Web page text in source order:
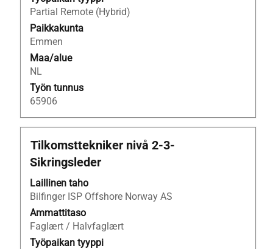
Partial Remote (Hybrid)
Paikkakunta
Emmen
Maa/alue
NL
Työn tunnus
65906
tiedot.
Ammattinimike
Tilkomsttekniker nivå 2-3-
Sikringsleder
Laillinen taho
Bilfinger ISP Offshore Norway AS
Ammattitaso
Faglært / Halvfaglært
Työpaikan tyyppi
Valitse
välilyöntinäppäimellä,
jos
haluat
nähdä
työpaikan
kaikki
tiedot.